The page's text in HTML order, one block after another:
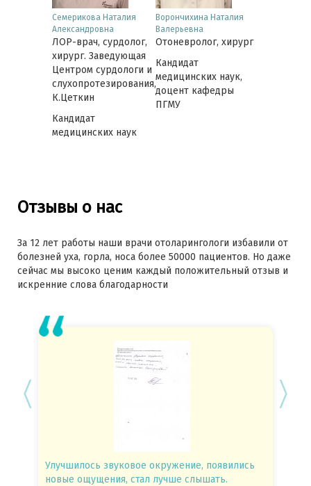
Семерикова Наталия
Александровна
ЛОР-врач, сурдолог,
хирург. Заведующая
Центром сурдологи и
слухопротезирования,
К.Цеткин
Кандидат
медицинских наук
Ворончихина Наталия
Валерьевна
Отоневролог, хирург
Кандидат
медицинских наук,
доцент кафедры
ПГМУ
Отзывы о нас
За 12 лет работы наши врачи отоларингологи избавили от
болезней уха, горла, носа более 50000 пациентов. Но даже
сейчас мы высоко ценим каждый положительный отзыв и
искренние слова благодарности
Улучшилось звуковое окружение, появились
новые ощущения, стал лучше слышать.